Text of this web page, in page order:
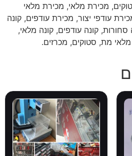
מכירת מלאי, מכירת מלאי
עודפי יצור, מכירת עודפים, קונה
סחורות, קונה עודפים, קונה מלאי,
מלאי מת, סטוקים, מכרזים.